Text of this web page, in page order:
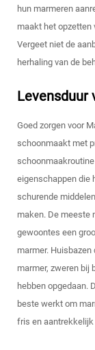
hun marmeren
maakt het opzetten
Vergeet niet de
herhaling van de
Levensduur
Goed zorgen voor
schoonmaakt met
eigenschappen die
schurende
maken. De meeste
gewoontes een
marmer.
marmer, zweren bij
hebben opgedaan.
beste werkt om
fris en aantrekkelijk